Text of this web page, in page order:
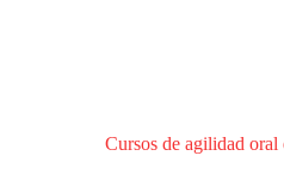
Cursos de agilidad oral